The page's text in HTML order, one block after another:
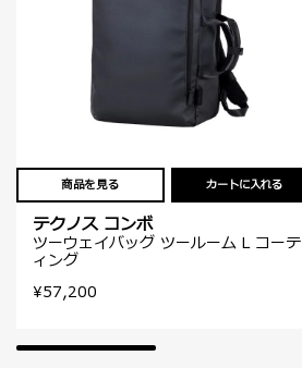
商品を見る カートに入れる
テクノス コンボ
ツーウェイバッグ ツールーム L コーテ
ィング
¥57,200